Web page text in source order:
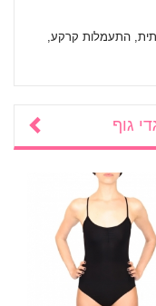
התעמלות קרקע,
גוף